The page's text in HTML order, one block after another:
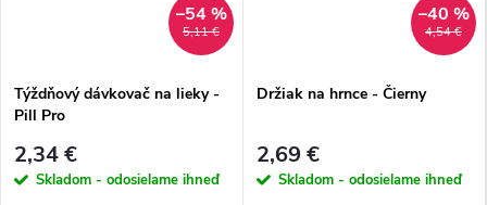
5,11 €
–54 %
Týždňový dávkovač na lieky -
Pill Pro
2,34 €
Skladom - odosielame ihneď
4,54 €
–40 %
Držiak na hrnce - Čierny
2,69 €
Skladom - odosielame ihneď